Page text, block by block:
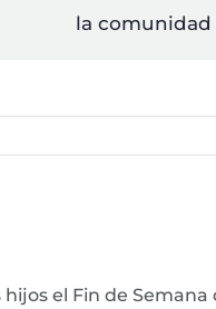
la comunidad
el Fin de